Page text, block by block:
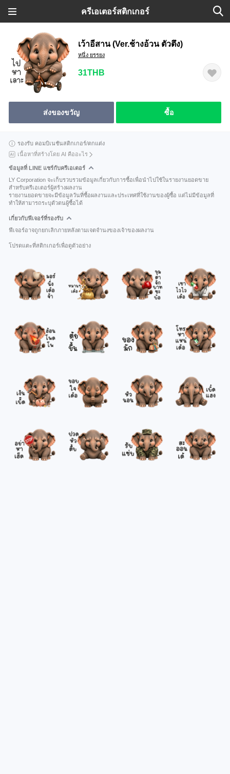
ครีเอเตอร์สติกเกอร์
เว้าอีสาน (Ver.ช้างอ้วน ตัวตึง)
หนึ่ง ยรรยง
31THB
ส่งของขวัญ ซื้อ
รองรับ คอมบิเนชันสติกเกอร์/ตกแต่ง
เนื้อหาที่สร้างโดย AI คืออะไร
ข้อมูลที่ LINE แชร์กับครีเอเตอร์
LY Corporation จะเก็บรวบรวมข้อมูลเกี่ยวกับการซื้อเพื่อนำไปใช้ในรายงานยอดขาย
สำหรับครีเอเตอร์ผู้สร้างผลงาน
รายงานยอดขายจะมีข้อมูลวันที่ซื้อผลงานและประเทศที่ใช้งานของผู้ซื้อ แต่ไม่มีข้อมูลที่
ทำให้สามารถระบุตัวตนผู้ซื้อได้
เกี่ยวกับฟีเจอร์ที่รองรับ
ฟีเจอร์อาจถูกยกเลิกภายหลังตามเจตจำนงของเจ้าของผลงาน
โปรดแตะที่สติกเกอร์เพื่อดูตัวอย่าง